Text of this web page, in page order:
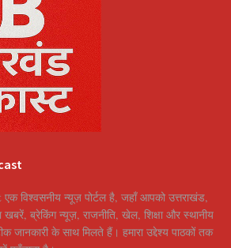
एक विश्वसनीय न्यूज़ पोर्टल है, जहाँ आपको उत्तराखंड,
खबरें, ब्रेकिंग न्यूज़, राजनीति, खेल, शिक्षा और स्थानीय
के साथ मिलते हैं। हमारा उद्देश्य पाठकों तक